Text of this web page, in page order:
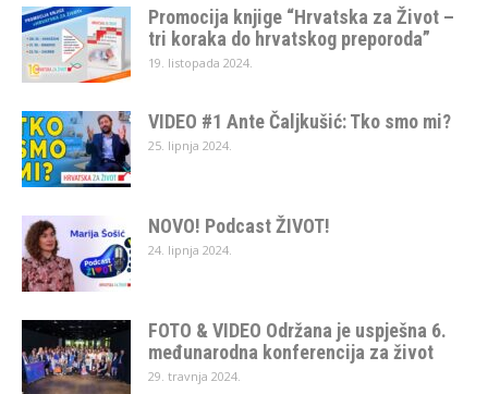
Promocija knjige “Hrvatska za Život –
tri koraka do hrvatskog preporoda”
19. listopada 2024.
VIDEO #1 Ante Čaljkušić: Tko smo mi?
25. lipnja 2024.
NOVO! Podcast ŽIVOT!
24. lipnja 2024.
FOTO & VIDEO Održana je uspješna 6.
međunarodna konferencija za život
29. travnja 2024.